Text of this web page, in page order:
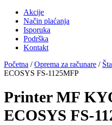
Akcije
Način plaćanja
Isporuka
Podrška
Kontakt
Početna /Oprema za računare /
ECOSYS FS-1125MFP
Printer MF
ECOSYS FS-